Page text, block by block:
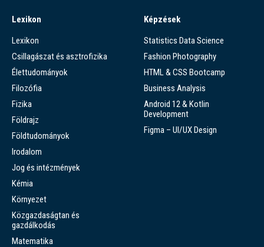
Lexikon
Lexikon
Csillagászat és asztrofizika
Élettudományok
Filozófia
Fizika
Földrajz
Földtudományok
Irodalom
Jog és intézmények
Kémia
Környezet
Közgazdaságtan és
gazdálkodás
Matematika
Képzések
Statistics Data Science
Fashion Photography
HTML & CSS Bootcamp
Business Analysis
Android 12 & Kotlin
Development
Figma – UI/UX Design